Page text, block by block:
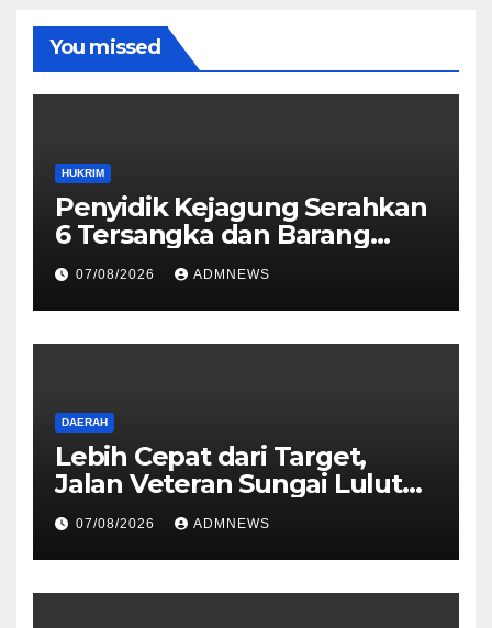
You missed
HUKRIM
Penyidik Kejagung Serahkan
6 Tersangka dan Barang
Bukti Perkara Korupsi
PETRAL, PES dan ISC ke JPU
Kejari Jakarta Pusat
07/08/2026 ADMNEWS
DAERAH
Lebih Cepat dari Target,
Jalan Veteran Sungai Lulut
Dibuka
07/08/2026 ADMNEWS